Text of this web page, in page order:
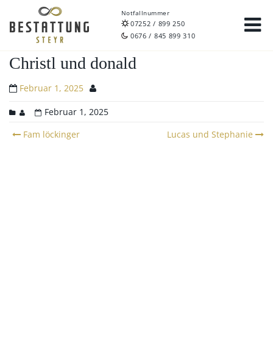
Notfallnummer
07252 / 899 250
0676 / 845 899 310
Christl und donald
Februar 1, 2025
Februar 1, 2025
Post
Fam löckinger Lucas und Stephanie